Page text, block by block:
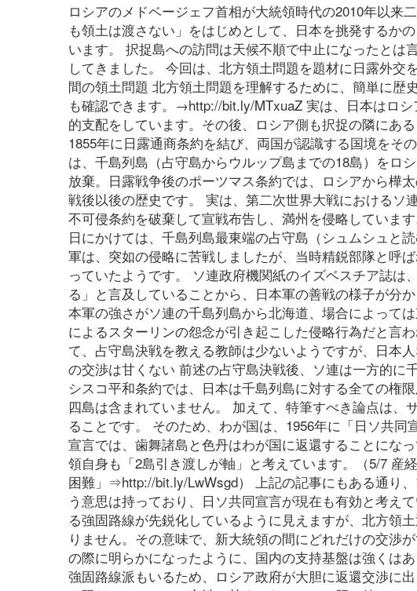
ロシアのメドベージェフ首相が大統領時代の2010年以来
も領土は渡さない」をはじめとして、日本を挑発するか
います。 択捉島への訪問は天候不順で中止になったと
してきました。 今回は、北方領土問題を題材に日露外
間の領土問題 北方領土問題を理解するために、簡単に
も確認できます。→http://bit.ly/MTxuaZ 実は、日本はロ
的支配をしています。その後、ロシア側も択捉の隣にあ
1855年に日露通商条約を結び、両国が認識する国境をそ
は、千島列島（占守島からウルップ島までの18島）をロ
放棄。日露戦争後のポーツマス条約では、ロシアから樺
戦後以後の歴史です。 実は、第二次世界大戦におけるソ
不可侵条約を破棄して宣戦布告し、満州を侵略していま
日にかけては、千島列島最東端の占守島（シュムシュと
軍は、突如の侵略に苦戦しましたが、当時精鋭部隊と呼
っていたようです。 ソ連政府機関紙のイズベスチア誌
る」と言及していることから、日本軍の善戦の様子が分
本軍の強さがソ連の千島列島から北海道、場合によって
によるスターリンの怨念が引き起こした侵略行為だと言
て、占守島決戦を教える教師は少ないようですが、日本
の交渉は甘くない 前述の占守島決戦後、ソ連は一方的に
シスコ平和条約では、日本は千島列島に対する全ての権
四島は含まれていません。 加えて、特筆すべき論点は
ることです。 そのため、わが国は、1956年に「日ソ共
宣言では、歯舞諸島と色丹はわが国に返還することにな
領自身も「2島引き渡しが軸」と考えています。（5/7 産
困難」⇒http://bit.ly/LwWsgd） 上記の記事にもある通り
う意思は持っており、日ソ共同宣言が現在も有効と考え
る強固路線が先鋭化しているように見えますが、北方領
りません。その意味で、新大統領の間にどれだけの交渉
の際に明らかになったように、国内の支持基盤は強くは
強固路線派もいるため、ロシア政府が大胆に返還交渉に